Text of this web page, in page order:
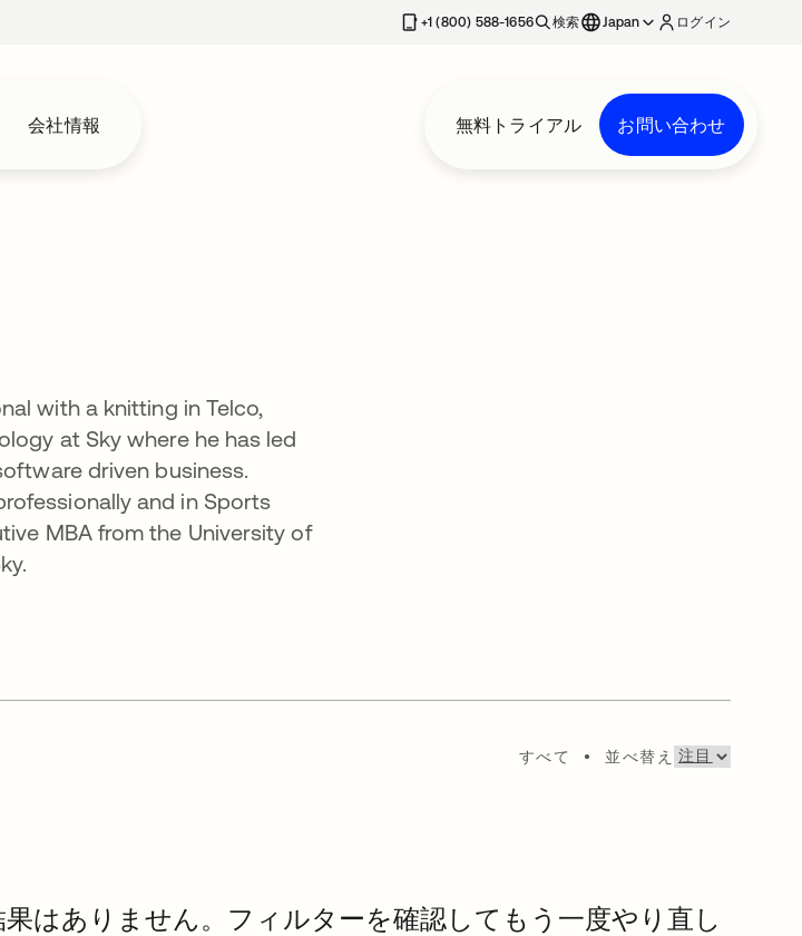
+1 (800) 588-1656 検索 Japan ログイン
会社情報 無料トライアル お問い合わせ
with a knitting in Telco,
at Sky where he has led
driven business.
and in Sports
MBA from the University of
すべて • 並べ替え
はありません。フィルターを確認してもう一度やり直し